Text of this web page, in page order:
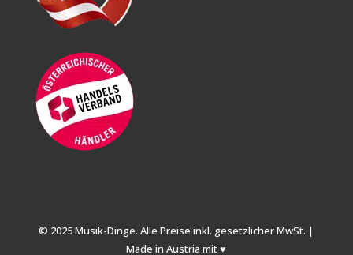
© 2025 Musik-Dinge. Alle Preise inkl. gesetzlicher MwSt. |
Made in Austria mit ♥